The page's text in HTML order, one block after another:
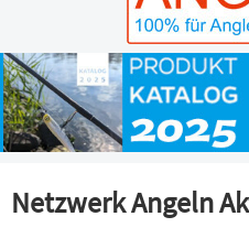
Netzwerk Angeln